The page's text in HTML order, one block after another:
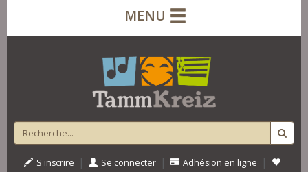
MENU
S'inscrire | Se connecter | Adhésion en ligne |